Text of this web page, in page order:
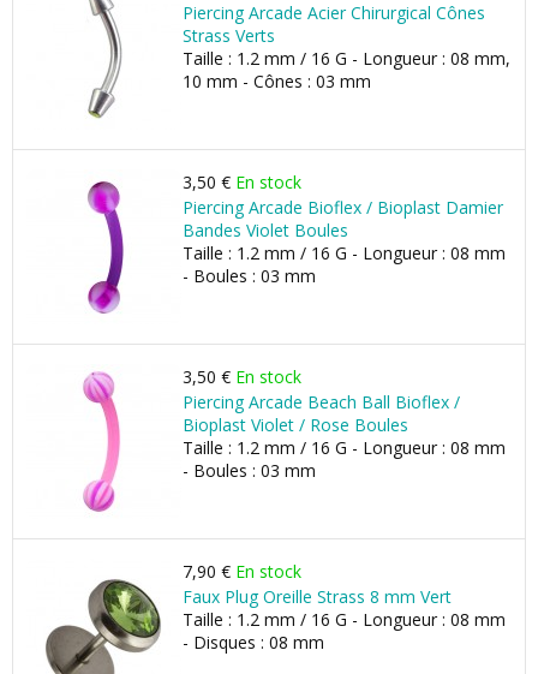
Piercing Arcade Acier Chirurgical Cônes
Strass Verts
Taille : 1.2 mm / 16 G - Longueur : 08 mm,
10 mm - Cônes : 03 mm
3,50 € En stock
Piercing Arcade Bioflex / Bioplast Damier
Bandes Violet Boules
Taille : 1.2 mm / 16 G - Longueur : 08 mm
- Boules : 03 mm
3,50 € En stock
Piercing Arcade Beach Ball Bioflex /
Bioplast Violet / Rose Boules
Taille : 1.2 mm / 16 G - Longueur : 08 mm
- Boules : 03 mm
7,90 € En stock
Faux Plug Oreille Strass 8 mm Vert
Taille : 1.2 mm / 16 G - Longueur : 08 mm
- Disques : 08 mm